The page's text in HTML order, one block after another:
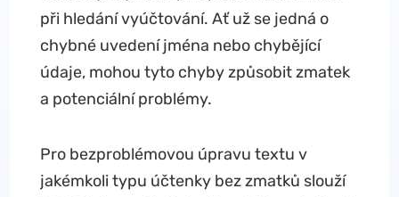
při hledání vyúčtování. Ať už se jedná o
chybné uvedení jména nebo chybějící
údaje, mohou tyto chyby způsobit zmatek
a potenciální problémy.
Pro bezproblémovou úpravu textu v
jakémkoli typu účtenky bez zmatků slouží